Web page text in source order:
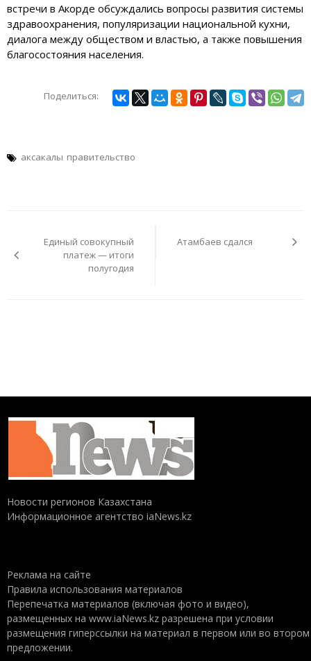
встречи в Акорде обсуждались вопросы развития системы
здравоохранения, популяризации национальной кухни,
диалога между обществом и властью, а также повышения
благосостояния населения.
Поделиться:
аксакалы правительство
записямЕдиный совокупный
платеж — итоги
полугодия
Атамбаев сдался
Новости регионов Казахстана
Информационное агентство iaNews.kz
Реклама на сайте
Правила использования материалов
Перепечатка материалов (включая фото и видео),
размещенных на www.iaNews.kz разрешена при условии
размещения гиперссылки на материал в первом или во втором
предложении.